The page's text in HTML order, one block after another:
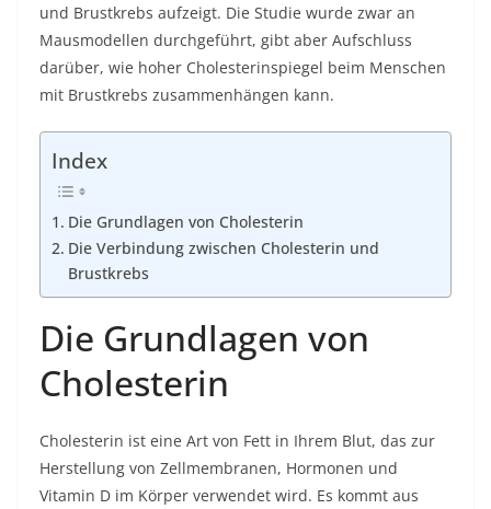
und Brustkrebs aufzeigt. Die Studie wurde zwar an
Mausmodellen durchgeführt, gibt aber Aufschluss
darüber, wie hoher Cholesterinspiegel beim Menschen
mit Brustkrebs zusammenhängen kann.
Index
Die Grundlagen von Cholesterin
Die Verbindung zwischen Cholesterin und
Brustkrebs
Die Grundlagen von
Cholesterin
Cholesterin ist eine Art von Fett in Ihrem Blut, das zur
Herstellung von Zellmembranen, Hormonen und
Vitamin D im Körper verwendet wird. Es kommt aus